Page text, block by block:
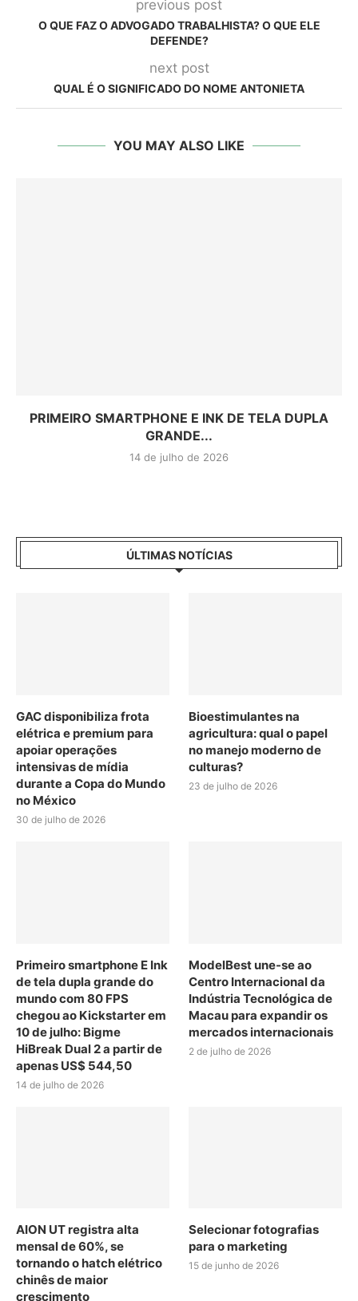
previous post
O QUE FAZ O ADVOGADO TRABALHISTA? O QUE ELE
DEFENDE?
next post
QUAL É O SIGNIFICADO DO NOME ANTONIETA
YOU MAY ALSO LIKE
PRIMEIRO SMARTPHONE E INK DE TELA DUPLA
GRANDE...
14 de julho de 2026
ÚLTIMAS NOTÍCIAS
GAC disponibiliza frota
elétrica e premium para
apoiar operações
intensivas de mídia
durante a Copa do Mundo
no México
30 de julho de 2026
Bioestimulantes na
agricultura: qual o papel
no manejo moderno de
culturas?
23 de julho de 2026
Primeiro smartphone E Ink
de tela dupla grande do
mundo com 80 FPS
chegou ao Kickstarter em
10 de julho: Bigme
HiBreak Dual 2 a partir de
apenas US$ 544,50
14 de julho de 2026
ModelBest une-se ao
Centro Internacional da
Indústria Tecnológica de
Macau para expandir os
mercados internacionais
2 de julho de 2026
AION UT registra alta
mensal de 60%, se
tornando o hatch elétrico
chinês de maior
crescimento
Selecionar fotografias
para o marketing
15 de junho de 2026